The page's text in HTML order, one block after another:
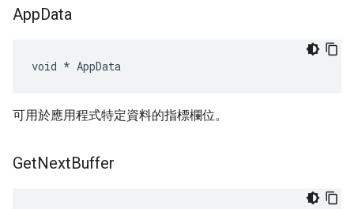
AppData
void * AppData
可用於應用程式特定資料的指標欄位。
GetNextBuffer